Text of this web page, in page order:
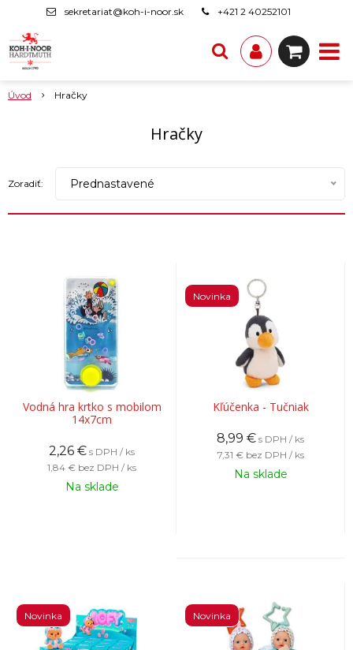
sekretariat@koh-i-noor.sk +421 2 40252101
Úvod Hračky
Hračky
Zoradiť: Prednastavené
Vodná hra krtko s mobilom
14x7cm
2,26 € s DPH / ks
1,84 € bez DPH / ks
Na sklade
Kľúčenka - Tučniak
Novinka
8,99 € s DPH / ks
7,31 € bez DPH / ks
Na sklade
Novinka Novinka